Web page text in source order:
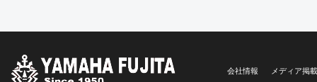
会社情報 メディア掲